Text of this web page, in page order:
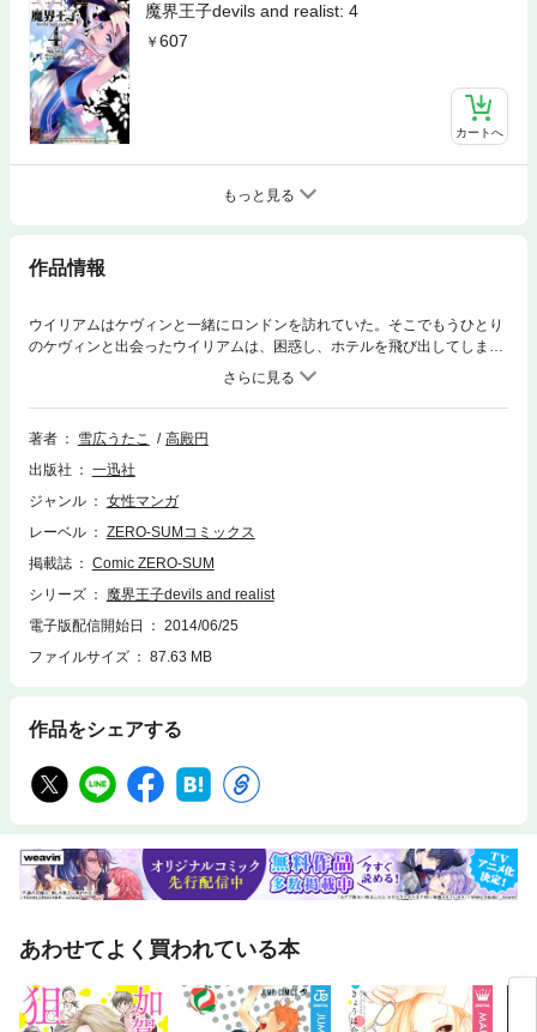
魔界王子devils and realist: 4
607
カートへ
もっと見る
作品情報
ウイリアムはケヴィンと一緒にロンドンを訪れていた。そこでもうひとり
のケヴィンと出会ったウイリアムは、困惑し、ホテルを飛び出してしまっ
た。一人街を歩くウイリアムは、ジャック・ザ・リッパーに襲われている
女性達に遭遇し、助け出す。 しかしその時に、家宝の指輪を落としてし
まう。ジャック・ザ・リッパーが持ち去ったかもしれない。 そう思った
ウイリアムは、彼を捕まえる協力をすることに。作戦は女装しておびき出
ックが現れても、ヤードが助けに来ない。焦るウイリアムの元に降り立っ
たのは、ウリエルとなったケヴィンだった。
著者 雪広うたこ
高殿円
出版社
一迅社
ジャンル
女性マンガ
レーベル
ZERO-SUMコミックス
掲載誌
Comic ZERO-SUM
シリーズ
魔界王子devils and realist
電子版配信開始日
2014/06/25
ファイルサイズ
87.63 MB
作品をシェアする
あわせてよく買われている本